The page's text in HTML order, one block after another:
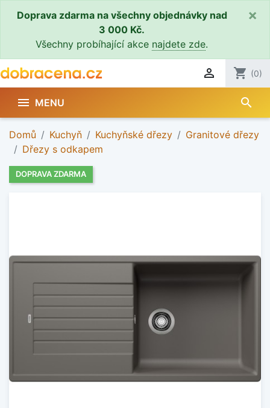
Doprava zdarma na všechny objednávky nad
3 000 Kč.
Všechny probíhající akce najdete zde.
×
 shopping_cart (0)
 MENU search
Domů Kuchyň Kuchyňské dřezy
Granitové dřezy
Dřezy s odkapem
DOPRAVA ZDARMA